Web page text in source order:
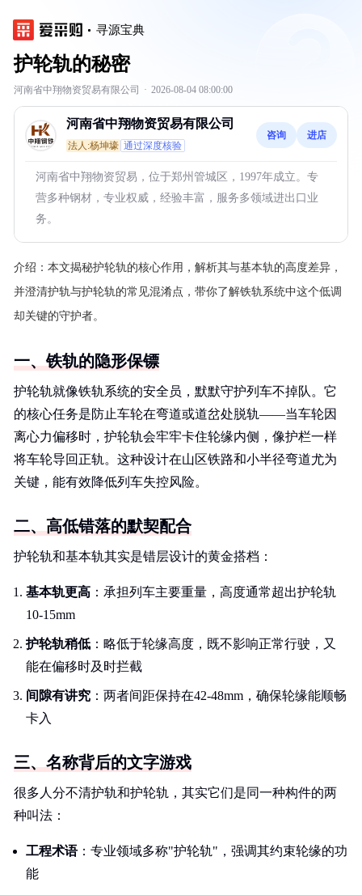
寻源宝典
护轮轨的秘密
河南省中翔物资贸易有限公司 · 2026-08-04 08:00:00
河南省中翔物资贸易有限公司
法人:杨坤壕 通过深度核验
咨询 进店
河南省中翔物资贸易，位于郑州管城区，1997年成立。专
营多种钢材，专业权威，经验丰富，服务多领域进出口业
务。
介绍： 本文揭秘护轮轨的核心作用，解析其与基本轨的高度差异，
并澄清护轨与护轮轨的常见混淆点，带你了解铁轨系统中这个低调
却关键的守护者。
一、铁轨的隐形保镖
护轮轨就像铁轨系统的安全员，默默守护列车不掉队。它
的核心任务是防止车轮在弯道或道岔处脱轨——当车轮因
离心力偏移时，护轮轨会牢牢卡住轮缘内侧，像护栏一样
将车轮导回正轨。这种设计在山区铁路和小半径弯道尤为
关键，能有效降低列车失控风险。
二、高低错落的默契配合
护轮轨和基本轨其实是错层设计的黄金搭档：
基本轨更高 ：承担列车主要重量，高度通常超出护轮轨
10-15mm
护轮轨稍低 ：略低于轮缘高度，既不影响正常行驶，又
能在偏移时及时拦截
间隙有讲究 ：两者间距保持在42-48mm，确保轮缘能顺畅
卡入
三、名称背后的文字游戏
很多人分不清护轨和护轮轨，其实它们是同一种构件的两
种叫法：
工程术语：专业领域多称"护轮轨"，强调其约束轮缘的功
能